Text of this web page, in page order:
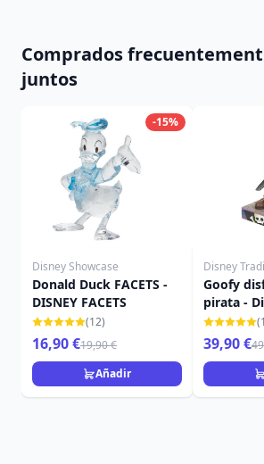
Comprados
juntos
-15%
Disney Showcase
Donald Duck FACETS -
DISNEY FACETS
(12)
16,90 €19,90 €
Añadir
Disney
Goofy
pirata -
Traditions
39,90 €